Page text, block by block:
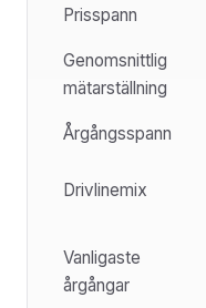
Prisspann
Genomsnittlig
mätarställning
Årgångsspann
Drivlinemix
Vanligaste
årgångar